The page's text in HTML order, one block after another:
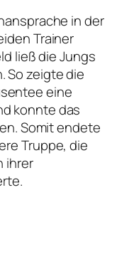
in der
Trainer
ließ die Jungs
So zeigte die
eine
konnte das
Somit endete
Truppe, die
ihrer